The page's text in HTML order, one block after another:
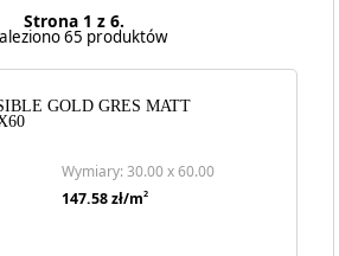
Strona 1 z 6.
65 produktów
GOLD GRES MATT
Wymiary: 30.00 x 60.00
147.58zł/m2